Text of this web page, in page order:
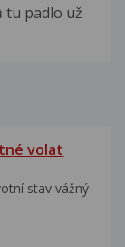
tu padlo už
volat
stav vážný